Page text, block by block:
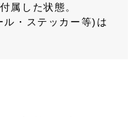
属した状態。
・ステッカー等)は